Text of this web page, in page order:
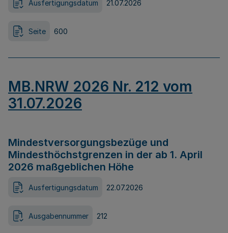
Ausfertigungsdatum 21.07.2026
Seite 600
MB.NRW 2026 Nr. 212 vom
31.07.2026
Mindestversorgungsbezüge und
Mindesthöchstgrenzen in der ab 1. April
2026 maßgeblichen Höhe
Ausfertigungsdatum 22.07.2026
Ausgabennummer 212